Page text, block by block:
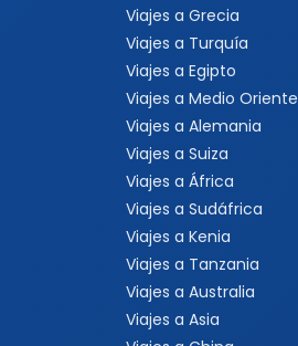
Viajes a Grecia
Viajes a Turquía
Viajes a Egipto
Viajes a Medio Oriente
Viajes a Alemania
Viajes a Suiza
Viajes a África
Viajes a Sudáfrica
Viajes a Kenia
Viajes a Tanzania
Viajes a Australia
Viajes a Asia